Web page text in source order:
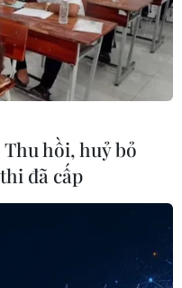
hồi, huỷ bỏ
đã cấp